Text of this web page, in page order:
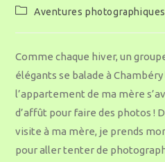
Aventures photographiques
Comme chaque hiver, un
élégants se balade à
l’appartement de ma mère
d’affût pour faire des photos !
visite à ma mère, je prends
pour aller tenter de